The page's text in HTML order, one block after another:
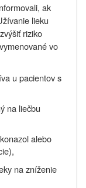
ak
lieku
riziko
vo
u pacientov s
na liečbu
alebo
na zníženie